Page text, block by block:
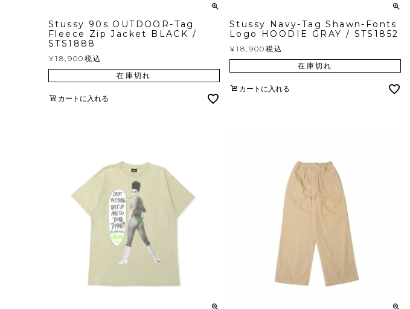
Stussy 90s OUTDOOR-Tag
Fleece Zip Jacket BLACK /
STS1888
¥18,900 税込
在庫切れ
カートに入れる
Stussy Navy-Tag Shawn-Fonts
Logo HOODIE GRAY / STS1852
¥18,900 税込
在庫切れ
カートに入れる